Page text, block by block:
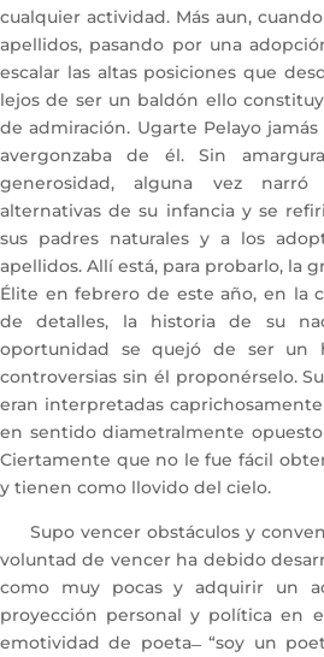
cualquier actividad. Más aun,
apellidos, pasando por una
escalar las altas posiciones que
lejos de ser un baldón ello
de admiración. Ugarte Pelayo
avergonzaba de él. Sin
generosidad, alguna vez
alternativas de su infancia y se
sus padres naturales y a los
apellidos. Allí está, para probarlo, la
Élite en febrero de este año, en la
de detalles, la historia de su
oportunidad se quejó de ser un
controversias sin él proponérselo.
eran interpretadas
en sentido diametralmente
Ciertamente que no le fue fácil
y tienen como llovido del cielo.
Supo vencer obstáculos y
voluntad de vencer ha debido
como muy pocas y adquirir un
proyección personal y política en
emotividad de poeta ̶ “soy un